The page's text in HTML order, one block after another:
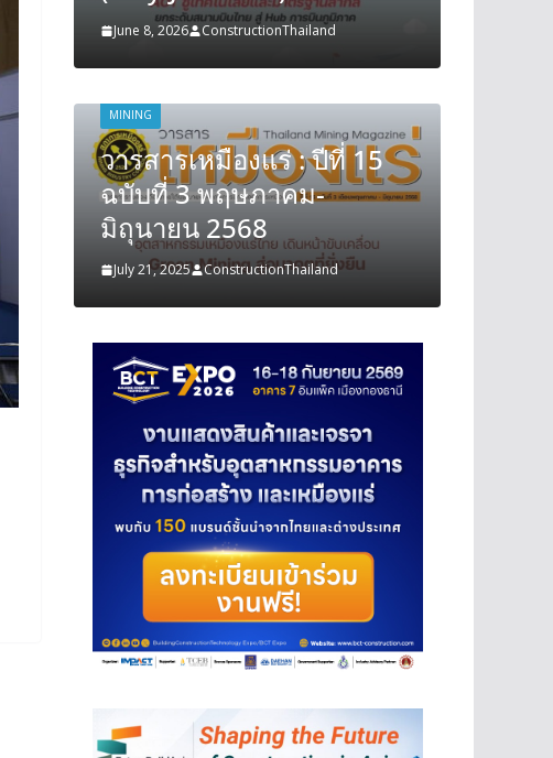
June 8, 2026 ConstructionThailand
MINING
วารสารเหมืองแร่ : ปีที่ 15
ฉบับที่ 3 พฤษภาคม-
มิถุนายน 2568
July 21, 2025 ConstructionThailand